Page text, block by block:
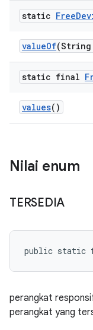
static Free
valueOf(String
static final
values()
Nilai enum
TERSEDIA
public static
perangkat
perangkat yang